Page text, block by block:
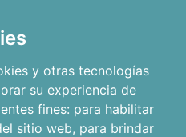
y otras tecnologías
su experiencia de
fines: para habilitar
sitio web, para brindar